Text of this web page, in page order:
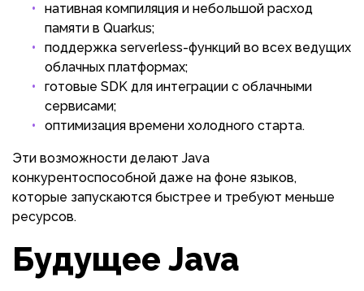
нативная компиляция и небольшой расход
памяти в Quarkus;
поддержка serverless-функций во всех ведущих
облачных платформах;
готовые SDK для интеграции с облачными
сервисами;
оптимизация времени холодного старта.
Эти возможности делают Java
конкурентоспособной даже на фоне языков,
которые запускаются быстрее и требуют меньше
ресурсов.
Будущее Java